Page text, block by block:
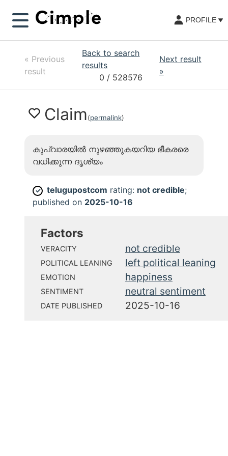
PROFILE
« Previous
result
Back to search
results
0 / 528576
Next result
»
Claim(permalink)
കുപ്വാരയിൽ നുഴഞ്ഞുകയറിയ ഭീകരരെ
വധിക്കുന്ന ദൃശ്യം
✓ telugupostcom rating: not credible;
published on 2025-10-16
Factors
VERACITY not credible
POLITICAL LEANING left political leaning
EMOTION happiness
SENTIMENT neutral sentiment
DATE PUBLISHED 2025-10-16